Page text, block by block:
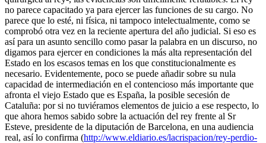
no parece capacitado ya para ejercer las funciones de su cargo. No
parece que lo esté, ni física, ni tampoco intelectualmente, como se
comprobó otra vez en la reciente apertura del año judicial. Si eso es
así para un asunto sencillo como pasar la palabra en un discurso, no
digamos para ejercer en condiciones la más alta representación del
Estado en los escasos temas en los que constitucionalmente es
necesario. Evidentemente, poco se puede añadir sobre su nula
capacidad de intermediación en el contencioso más importante que
afronta el viejo Estado que es España, la posible secesión de
Cataluña: por si no tuviéramos elementos de juicio a ese respecto, lo
que ahora hemos sabido sobre la actuación del rey frente al Sr
Esteve, presidente de la diputación de Barcelona, en una audiencia
real, así lo confirma (http://www.eldiario.es/lacrispacion/rey-perdio-